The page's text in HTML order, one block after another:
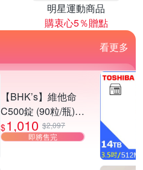
明星運動商品
購衷心5％贈點
看更多
【BHK’s】維他命
C500錠 (90粒/瓶)3
瓶組
$1,010 $2,097
即將售完